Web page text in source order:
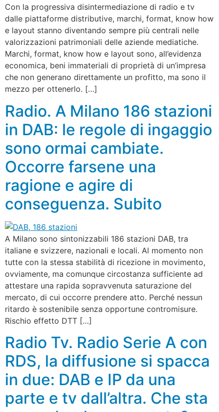
Con la progressiva disintermediazione di radio e tv
dalle piattaforme distributive, marchi, format, know how
e layout stanno diventando sempre più centrali nelle
valorizzazioni patrimoniali delle aziende mediatiche.
Marchi, format, know how e layout sono, all’evidenza
economica, beni immateriali di proprietà di un’impresa
che non generano direttamente un profitto, ma sono il
mezzo per ottenerlo. […]
Radio. A Milano 186 stazioni
in DAB: le regole di ingaggio
sono ormai cambiate.
Occorre farsene una
ragione e agire di
conseguenza. Subito
A Milano sono sintonizzabili 186 stazioni DAB, tra
italiane e svizzere, nazionali e locali. Al momento non
tutte con la stessa stabilità di ricezione in movimento,
ovviamente, ma comunque circostanza sufficiente ad
attestare una rapida sopravvenuta saturazione del
mercato, di cui occorre prendere atto. Perché nessun
ritardo è sostenibile senza opportune contromisure.
Rischio effetto DTT […]
Radio Tv. Radio Serie A con
RDS, la diffusione si spacca
in due: DAB e IP da una
parte e tv dall’altra. Che sta